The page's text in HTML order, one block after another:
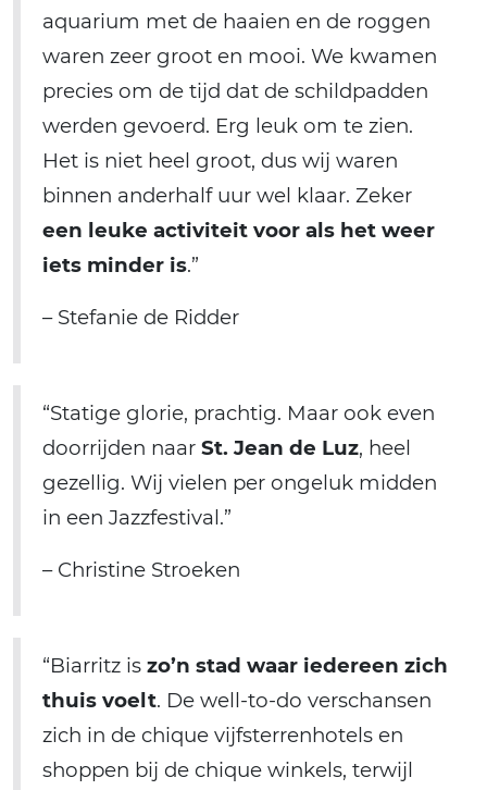
aquarium met de haaien en de roggen
waren zeer groot en mooi. We kwamen
precies om de tijd dat de schildpadden
werden gevoerd. Erg leuk om te zien.
Het is niet heel groot, dus wij waren
binnen anderhalf uur wel klaar. Zeker
een leuke activiteit voor als het weer
iets minder is.”
– Stefanie de Ridder
“Statige glorie, prachtig. Maar ook even
doorrijden naar St. Jean de Luz, heel
gezellig. Wij vielen per ongeluk midden
in een Jazzfestival.”
– Christine Stroeken
“Biarritz is zo’n stad waar iedereen zich
thuis voelt. De well-to-do verschansen
zich in de chique vijfsterrenhotels en
shoppen bij de chique winkels, terwijl